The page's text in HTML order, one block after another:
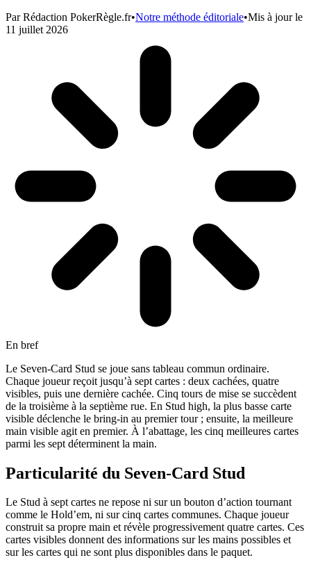
ParRédaction PokerRègle.fr•Notre méthode éditoriale•Mis à jour le
11 juillet 2026
En bref
Le Seven-Card Stud se joue sans tableau commun ordinaire.
Chaque joueur reçoit jusqu’à sept cartes : deux cachées, quatre
visibles, puis une dernière cachée. Cinq tours de mise se succèdent
de la troisième à la septième rue. En Stud high, la plus basse carte
visible déclenche le bring-in au premier tour ; ensuite, la meilleure
main visible agit en premier. À l’abattage, les cinq meilleures cartes
parmi les sept déterminent la main.
Particularité du Seven-Card Stud
Le Stud à sept cartes ne repose ni sur un bouton d’action tournant
comme le Hold’em, ni sur cinq cartes communes. Chaque joueur
construit sa propre main et révèle progressivement quatre cartes. Ces
cartes visibles donnent des informations sur les mains possibles et
sur les cartes qui ne sont plus disponibles dans le paquet.